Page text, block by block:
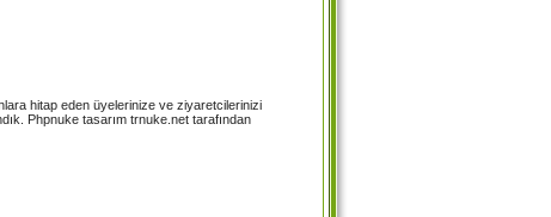
hitap eden üyelerinize ve ziyaretcilerinizi
Phpnuke tasarım trnuke.net tarafından